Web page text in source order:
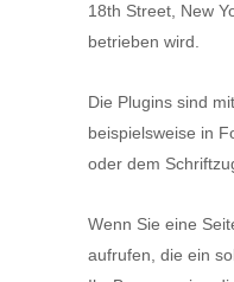
18th Street, New
betrieben wird.
Die Plugins sind
beispielsweise in
oder dem
Wenn Sie eine
aufrufen, die ein